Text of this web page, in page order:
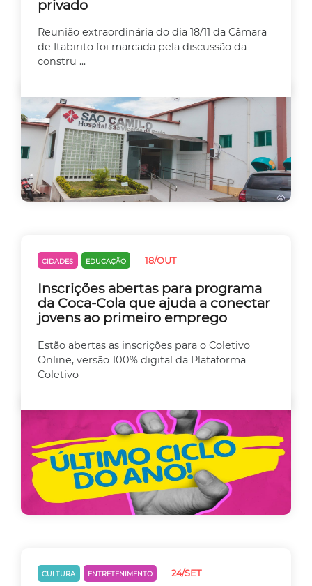
privado
Reunião extraordinária do dia 18/11 da Câmara
de Itabirito foi marcada pela discussão da
constru ...
CIDADES EDUCAÇÃO 18/OUT
Inscrições abertas para programa
da Coca-Cola que ajuda a conectar
jovens ao primeiro emprego
Estão abertas as inscrições para o Coletivo
Online, versão 100% digital da Plataforma
Coletivo
CULTURA ENTRETENIMENTO 24/SET